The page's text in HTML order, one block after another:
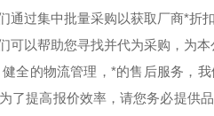
通过集中批量采购以获取厂商*折
可以帮助您寻找并代为采购，为
全的物流管理，*的售后服务，
了提高报价效率，请您务必提供